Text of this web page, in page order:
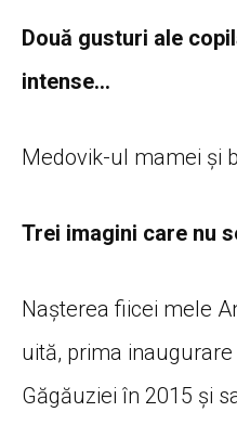
Două gusturi ale
intense…
Medovik-ul mamei și
Trei imagini care nu
Nașterea fiicei mele
uită, prima
Găgăuziei în 2015 și